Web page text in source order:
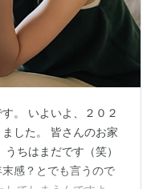
。 いよいよ、２０２
した。 皆さんのお家
ちはまだです（笑）
感？とでも言うので